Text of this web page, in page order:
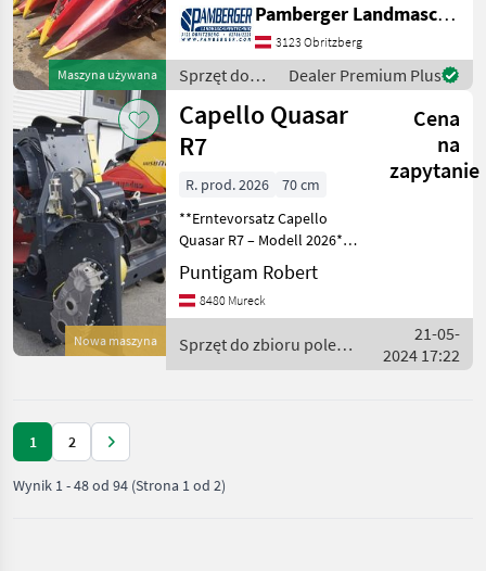
Maszyna używana
hydraulisch klappbar,
Schneidscheiben mit
Unterflurhäcksler, John
Deere Adapter Heder/
przystawka (typ): Zbieracz
Pamberger Landmaschinentechnik GmbH
3123 Obritzberg
Sprzęt do
zbioru pole
uprawne /
Geringhoff
Dealer Premium Plus
Nowa maszyna
Capello Quasar
R7
Cena
na
zapytanie
R. prod. 2026
70 cm
**Erntevorsatz Capello
Quasar R7 – Modell 2026**
Der Capello Quasar R7 ist
ein hochmoderner
Erntevorsatz, der speziell
entwickelt wurde. Dieses
Puntigam Robert
8480 Mureck
Sprzęt do zbioru pole
uprawne / Capello
21-05-
2024 17:22
1 2
Wynik 1-48od 94 (Strona 1 od 2)